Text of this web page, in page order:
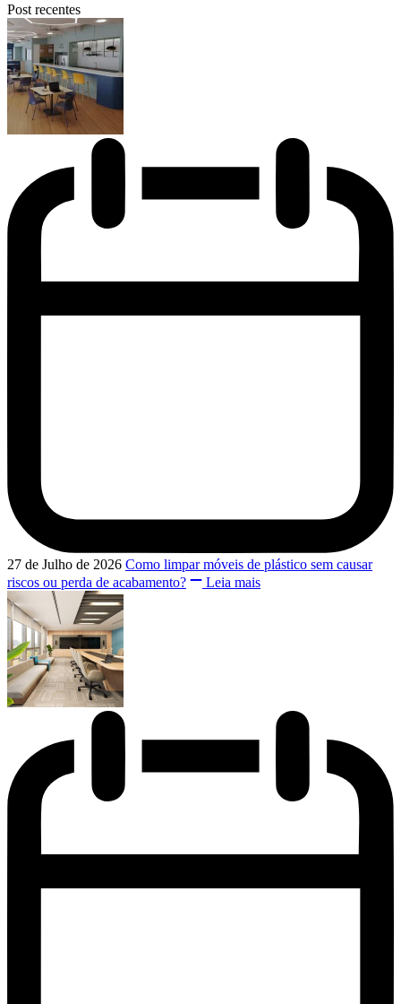
Post recentes
27 de Julho de 2026 Como limpar móveis de plástico sem causar
riscos ou perda de acabamento?
Leia mais